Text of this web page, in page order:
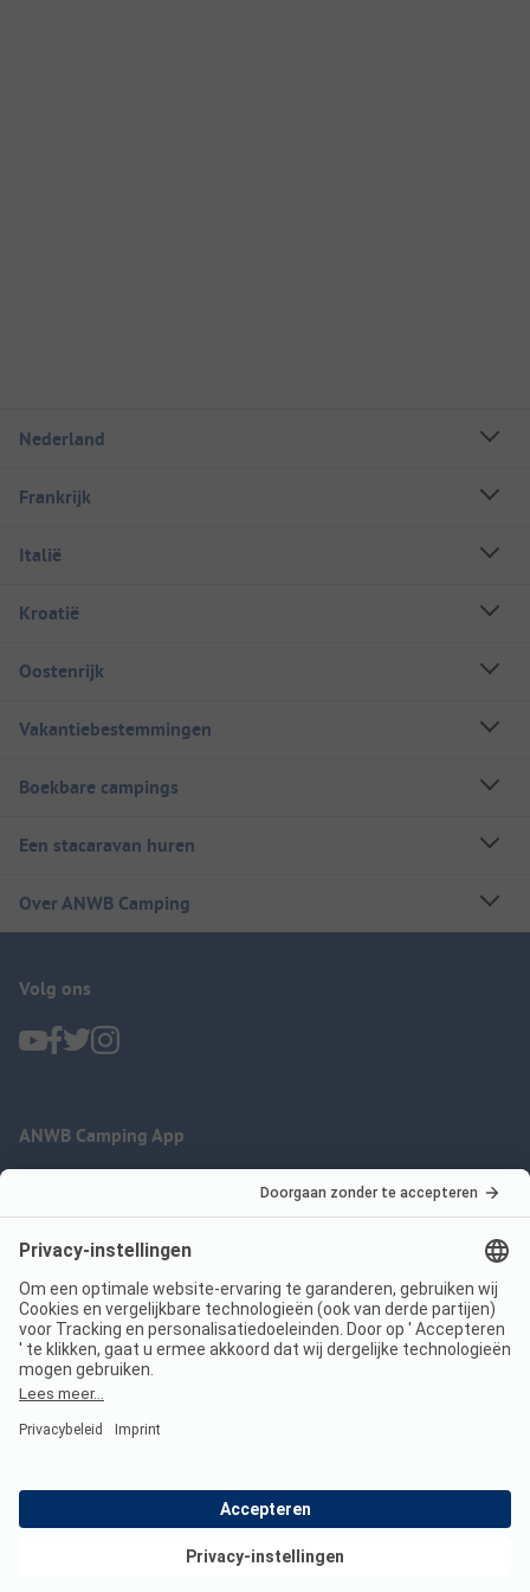
Nederland
Frankrijk
Italië
Kroatië
Oostenrijk
Vakantiebestemmingen
Boekbare campings
Een stacaravan huren
Over ANWB Camping
Volg ons
ANWB Camping App
Imprint
Jouw privacy
Voorwaarden
Wet digitale diensten